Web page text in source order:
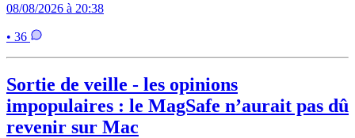
08/08/2026 à 20:38
• 36
Sortie de veille - les opinions
impopulaires : le MagSafe n’aurait pas dû
revenir sur Mac